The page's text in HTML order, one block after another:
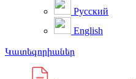
Русский
English
Կատեգորիաներ